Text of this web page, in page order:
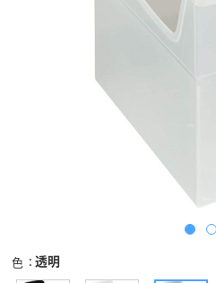
色 透明